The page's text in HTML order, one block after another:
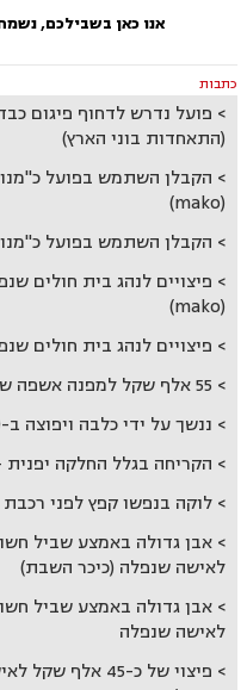
אנו כאן בשבילכם,
כתבות
פועל נדרש לדחוף פיגום
(התאחדות בוני הארץ)
הקבלן השתמש בפועל
(mako)
הקבלן השתמש בפועל
פיצויים לנהג בית חולים
(mako)
פיצויים לנהג בית חולים
55 אלף שקל למפנה אשפה שננשך ע"י כלבה (ynet)
ננשך על ידי כלבה ויפוצה ב-55,000 שקל
הקריחה בגלל החלקה יפנית
לוקה בנפשו קפץ לפני רכבת
אבן גדולה באמצע שביל
לאישה שנפלה (כיכר השבת)
אבן גדולה באמצע שביל
לאישה שנפלה
פיצוי של כ-45